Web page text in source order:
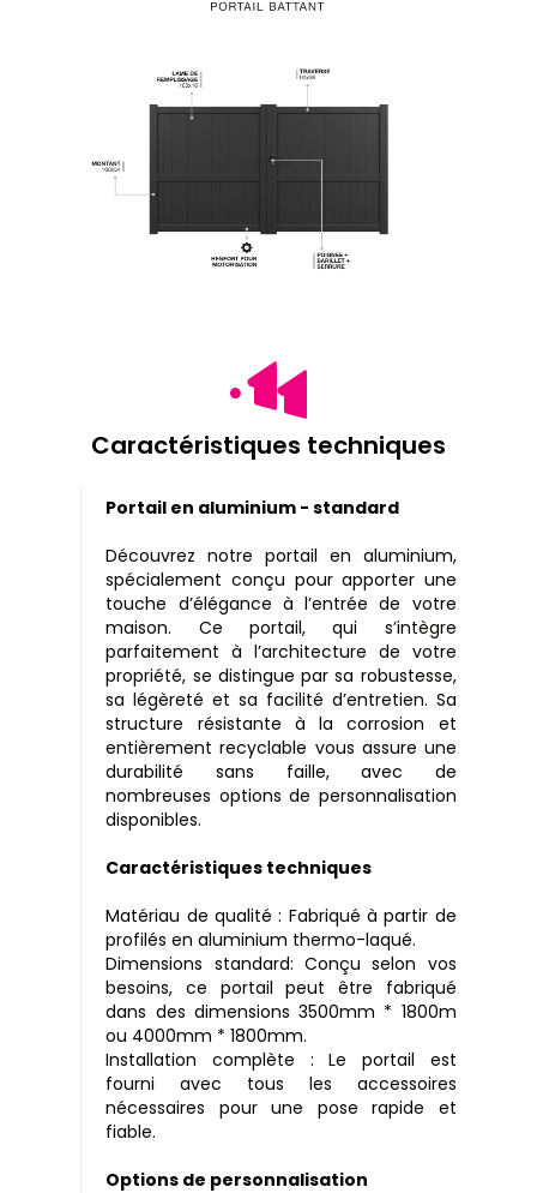
Caractéristiques techniques
Portail en aluminium - standard
Découvrez notre portail en aluminium,
spécialement conçu pour apporter une
touche d’élégance à l’entrée de votre
maison. Ce portail, qui s’intègre
parfaitement à l’architecture de votre
propriété, se distingue par sa robustesse,
sa légèreté et sa facilité d’entretien. Sa
structure résistante à la corrosion et
entièrement recyclable vous assure une
durabilité sans faille, avec de
nombreuses options de personnalisation
disponibles.
Caractéristiques techniques
Matériau de qualité : Fabriqué à partir de
profilés en aluminium thermo-laqué.
Dimensions standard: Conçu selon vos
besoins, ce portail peut être fabriqué
dans des dimensions 3500mm * 1800m
ou 4000mm * 1800mm.
Installation complète : Le portail est
fourni avec tous les accessoires
nécessaires pour une pose rapide et
fiable.
Options de personnalisation